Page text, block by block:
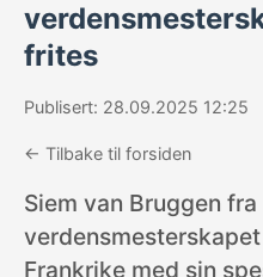
frites
Publisert: 28.09.2025 12:25
← Tilbake til forsiden
Siem van Bruggen
Frankrike med sin